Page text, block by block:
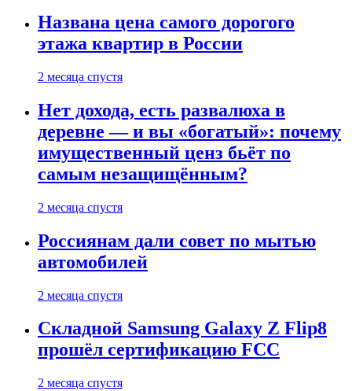
Названа цена самого дорогого
этажа квартир в России
2 месяца спустя
Нет дохода, есть развалюха в
деревне — и вы «богатый»: почему
имущественный ценз бьёт по
самым незащищённым?
2 месяца спустя
Россиянам дали совет по мытью
автомобилей
2 месяца спустя
Складной Samsung Galaxy Z Flip8
прошёл сертификацию FCC
2 месяца спустя